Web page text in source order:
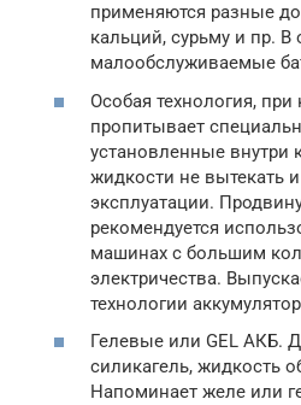
применяются разные
кальций, сурьму и пр. В
малообслуживаемые
Особая технология,
пропитывает
установленные внутри
жидкости не вытекать
эксплуатации.
рекомендуется
машинах с большим
электричества.
технологии
Гелевые или GEL АКБ.
силикагель, жидкость
Напоминает желе или